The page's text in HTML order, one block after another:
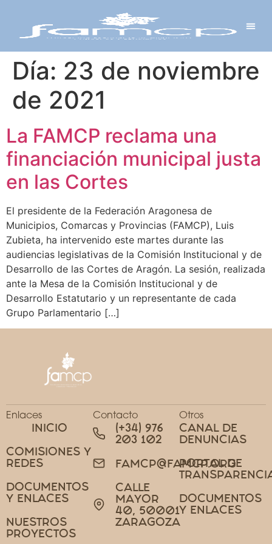
Día: 23 de noviembre
de 2021
La FAMCP reclama una
financiación municipal justa
en las Cortes
El presidente de la Federación Aragonesa de
Municipios, Comarcas y Provincias (FAMCP), Luis
Zubieta, ha intervenido este martes durante las
audiencias legislativas de la Comisión Institucional y de
Desarrollo de las Cortes de Aragón. La sesión, realizada
ante la Mesa de la Comisión Institucional y de
Desarrollo Estatutario y un representante de cada
Grupo Parlamentario […]
Enlaces
INICIO
COMISIONES Y
REDES
DOCUMENTOS
Y ENLACES
NUESTROS
PROYECTOS
Contacto
(+34) 976
203 102
FAMCP@FAMCP.ORG
CALLE
MAYOR
40, 50001
ZARAGOZA
Otros
CANAL DE
DENUNCIAS
PORTAL DE
DOCUMENTOS
Y ENLACES